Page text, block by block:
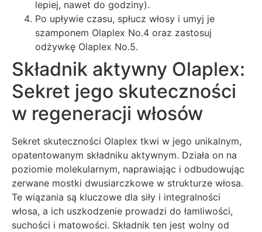
lepiej, nawet do godziny).
Po upływie czasu, spłucz włosy i umyj je
szamponem Olaplex No.4 oraz zastosuj
odżywkę Olaplex No.5.
Składnik aktywny Olaplex:
Sekret jego skuteczności
w regeneracji włosów
Sekret skuteczności Olaplex tkwi w jego unikalnym,
opatentowanym składniku aktywnym. Działa on na
poziomie molekularnym, naprawiając i odbudowując
zerwane mostki dwusiarczkowe w strukturze włosa.
Te wiązania są kluczowe dla siły i integralności
włosa, a ich uszkodzenie prowadzi do łamliwości,
suchości i matowości. Składnik ten jest wolny od